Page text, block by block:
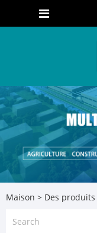
Maison > Des produits